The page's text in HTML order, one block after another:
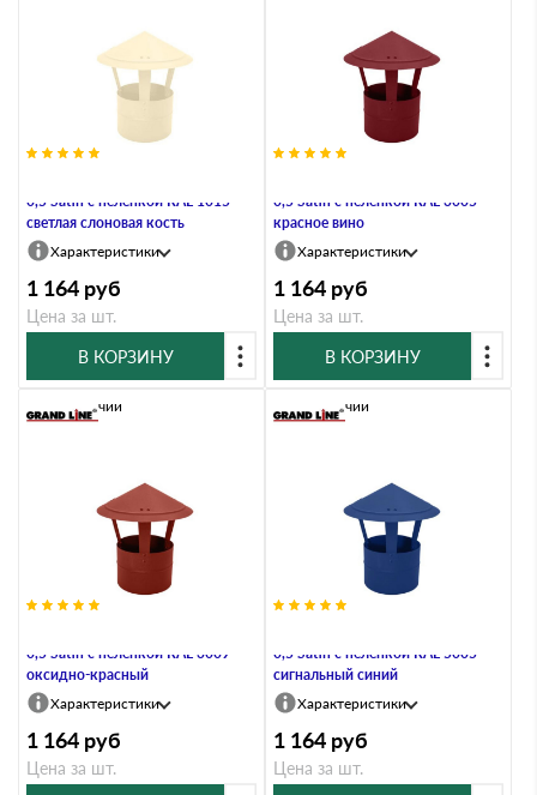
0,5 Satin с пеленкой RAL 1015
светлая слоновая кость
Характеристики
1 164 руб
Цена за шт.
В КОРЗИНУ
0,5 Satin с пеленкой RAL 3005
красное вино
Характеристики
1 164 руб
Цена за шт.
В КОРЗИНУ
0,5 Satin с пеленкой RAL 3009
оксидно-красный
В наличии
Характеристики
1 164 руб
Цена за шт.
0,5 Satin с пеленкой RAL 5005
сигнальный синий
В наличии
Характеристики
1 164 руб
Цена за шт.